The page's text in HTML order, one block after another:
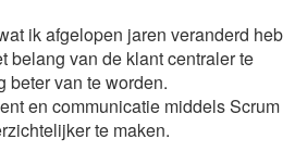
ik afgelopen jaren veranderd heb
belang van de klant centraler te
beter van te worden.
en communicatie middels Scrum
te maken.